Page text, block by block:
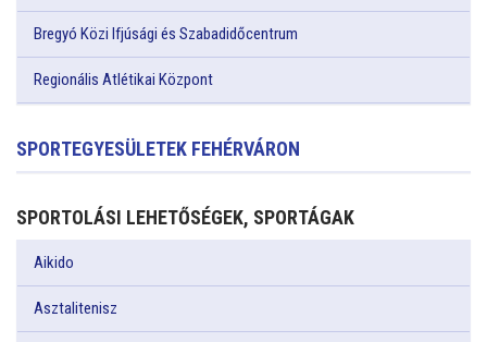
Bregyó Közi Ifjúsági és Szabadidőcentrum
Regionális Atlétikai Központ
SPORTEGYESÜLETEK FEHÉRVÁRON
SPORTOLÁSI LEHETŐSÉGEK, SPORTÁGAK
Aikido
Asztalitenisz